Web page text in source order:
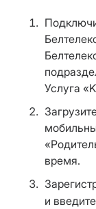
Услуга
время.
и